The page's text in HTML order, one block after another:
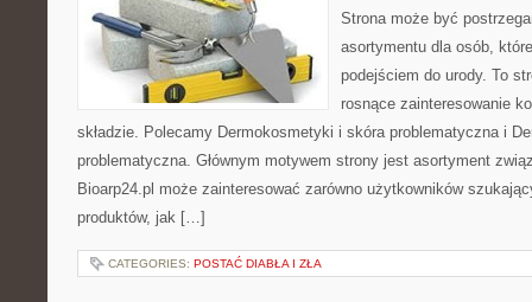
Strona może być
asortymentu dla osób,
podejściem do urody. To
rosnące zainteresowanie
składzie. Polecamy Dermokosmetyki i skóra problematyczna i
problematyczna. Głównym motywem strony jest asortyment
Bioarp24.pl może zainteresować zarówno użytkowników
produktów, jak […]
CATEGORIES: POSTAĆ DIABŁA I ZŁA